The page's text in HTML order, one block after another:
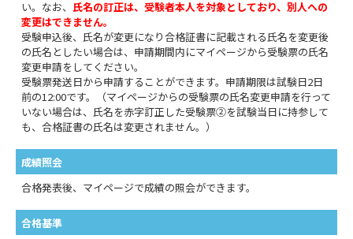
い。なお、 氏名の訂正は、受験者本人を対象としており、別人への
変更はできません。
受験申込後、氏名が変更になり合格証書に記載される氏名を変更後
の氏名としたい場合は、申請期間内にマイページから受験票の氏名
変更申請をしてください。
受験票発送日から申請することができます。申請期限は試験日2日
前の12:00です。（マイページからの受験票の氏名変更申請を行って
いない場合は、氏名を赤字訂正した受験票②を試験当日に持参して
も、合格証書の氏名は変更されません。）
成績照会
合格発表後、マイページで成績の照会ができます。
合格基準